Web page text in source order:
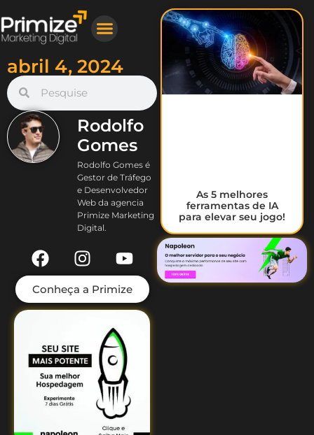
abril 4, 2024
Rodolfo
Gomes
Rodolfo Gomes é
Gestor de Tráfego
e Desenvolvedor
Web da agencia
Primize Marketing
Digital.
Conheça a Primize
As 5 melhores
ferramentas de IA
para elevar seu jogo!